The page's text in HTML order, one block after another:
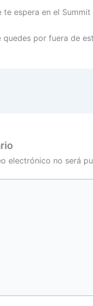
te espera en el Summit
quedes por fuera de
electrónico no será